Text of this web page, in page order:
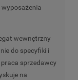
wyposażenia
wewnętrzny
do specyfiki i
sprzedawcy
na